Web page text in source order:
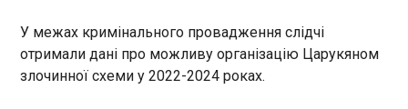
до роковин Волинської трагедії
У межах кримінального провадження слідчі
отримали дані про можливу організацію Царукяном
злочинної схеми у 2022-2024 роках.